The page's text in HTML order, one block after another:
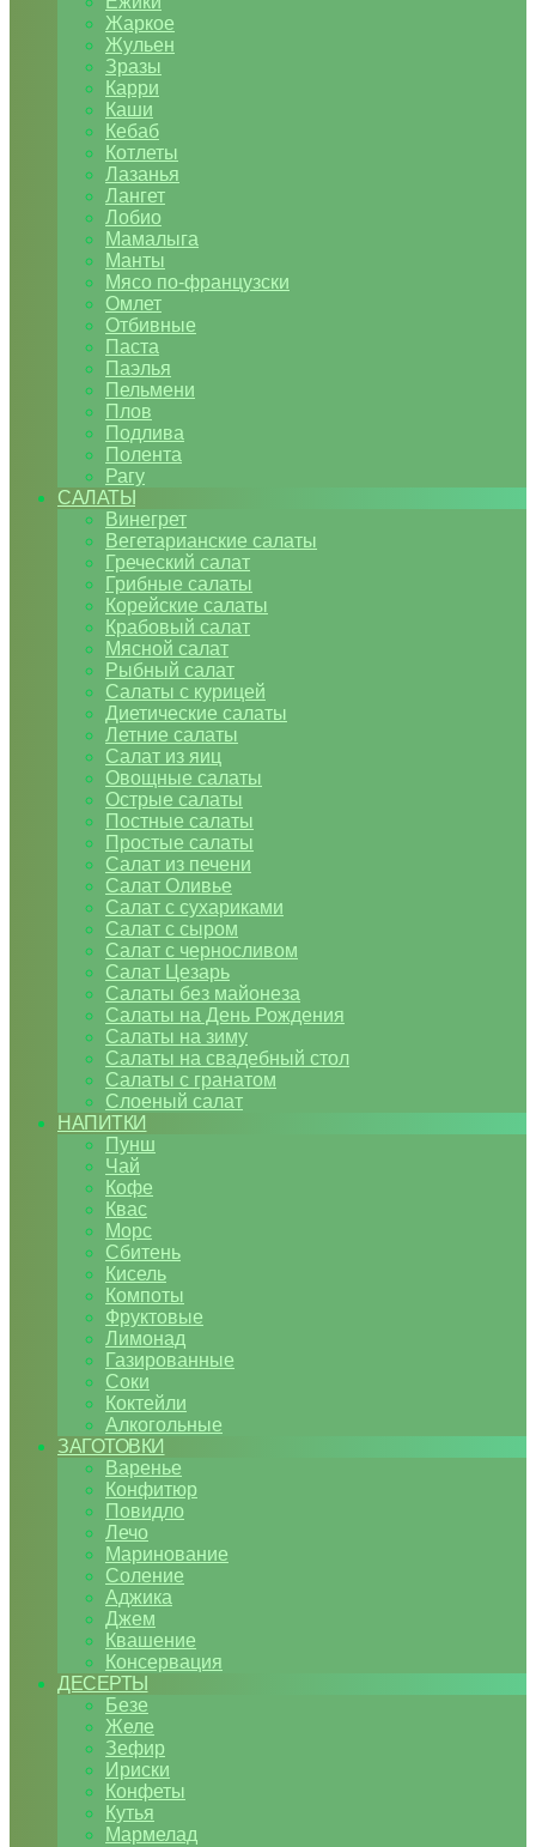
Жаркое
Жульен
Зразы
Карри
Каши
Кебаб
Котлеты
Лазанья
Лангет
Лобио
Мамалыга
Манты
Мясо по-французски
Омлет
Отбивные
Паста
Паэлья
Пельмени
Плов
Подлива
Полента
Рагу
САЛАТЫ
Винегрет
Вегетарианские салаты
Греческий салат
Грибные салаты
Корейские салаты
Крабовый салат
Мясной салат
Рыбный салат
Салаты с курицей
Диетические салаты
Летние салаты
Салат из яиц
Овощные салаты
Острые салаты
Постные салаты
Простые салаты
Салат из печени
Салат Оливье
Салат с сухариками
Салат с сыром
Салат с черносливом
Салат Цезарь
Салаты без майонеза
Салаты на День Рождения
Салаты на зиму
Салаты на свадебный стол
Салаты с гранатом
Слоеный салат
НАПИТКИ
Пунш
Чай
Кофе
Квас
Морс
Сбитень
Кисель
Компоты
Фруктовые
Лимонад
Газированные
Соки
Коктейли
Алкогольные
ЗАГОТОВКИ
Варенье
Конфитюр
Повидло
Лечо
Маринование
Соление
Аджика
Джем
Квашение
Консервация
ДЕСЕРТЫ
Безе
Желе
Зефир
Ириски
Конфеты
Кутья
Мармелад